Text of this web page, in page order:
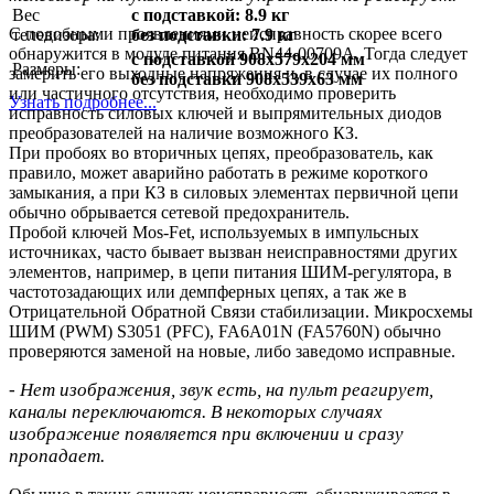
Вес
телевизора:
с подставкой: 8.9 кг
без подставки: 7.9 кг
Размеры:
с подставкой 908x579x204 мм
без подставки 908x539x63 мм
Узнать подробнее...
С подобными проявлениями неисправность скорее всего
обнаружится в модуле питания BN44-00709A. Тогда следует
замерить его выходные напряжения и, в случае их полного
или частичного отсутствия, необходимо проверить
исправность силовых ключей и выпрямительных диодов
преобразователей на наличие возможного КЗ.
При пробоях во вторичных цепях, преобразователь, как
правило, может аварийно работать в режиме короткого
замыкания, а при КЗ в силовых элементах первичной цепи
обычно обрывается сетевой предохранитель.
Пробой ключей Mos-Fet, используемых в импульсных
источниках, часто бывает вызван неисправностями других
элементов, например, в цепи питания ШИМ-регулятора, в
частотозадающих или демпферных цепях, а так же в
Отрицательной Обратной Связи стабилизации. Микросхемы
ШИМ (PWM) S3051 (PFC), FA6A01N (FA5760N) обычно
проверяются заменой на новые, либо заведомо исправные.
- Нет изображения, звук есть, на пульт реагирует,
каналы переключаются. В некоторых случаях
изображение появляется при включении и сразу
пропадает.